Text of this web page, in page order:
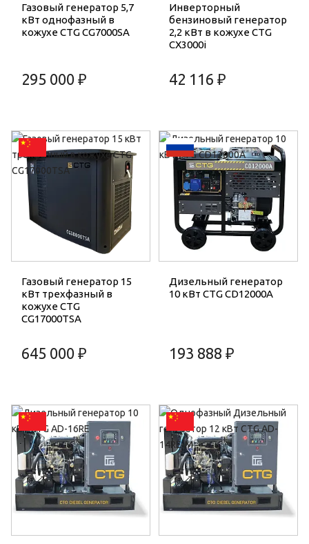
Газовый генератор 5,7
кВт однофазный в
кожухе CTG CG7000SA
295 000 ₽
Инверторный
бензиновый генератор
2,2 кВт в кожухе CTG
CX3000i
42 116 ₽
Газовый генератор 15
кВт трехфазный в
кожухе CTG
CG17000TSA
645 000 ₽
Дизельный генератор
10 кВт CTG CD12000A
193 888 ₽